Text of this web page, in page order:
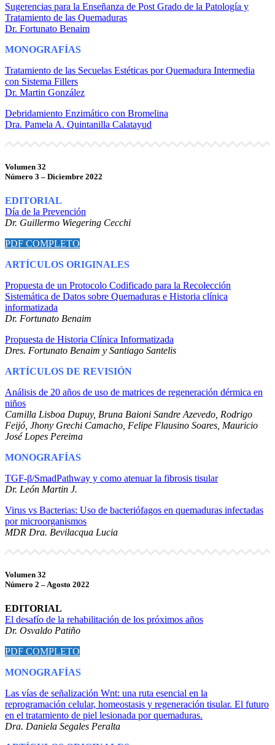
Sugerencias para la Enseñanza de Post Grado de la Patología y
Tratamiento de las Quemaduras
Dr. Fortunato Benaim
MONOGRAFÍAS
Tratamiento de las Secuelas Estéticas por Quemadura Intermedia
con Sistema Fillers
Dr. Martin González
Debridamiento Enzimático con Bromelina
Dra. Pamela A. Quintanilla Calatayud
Volumen 32
Número 3 – Diciembre 2022
EDITORIAL
Día de la Prevención
Dr. Guillermo Wiegering Cecchi
PDF COMPLETO
ARTÍCULOS ORIGINALES
Propuesta de un Protocolo Codificado para la Recolección
Sistemática de Datos sobre Quemaduras e Historia clínica
informatizada
Dr. Fortunato Benaim
Propuesta de Historia Clínica Informatizada
Dres. Fortunato Benaim y Santiago Santelis
ARTÍCULOS DE REVISIÓN
Análisis de 20 años de uso de matrices de regeneración dérmica en
niños
Camilla Lisboa Dupuy, Bruna Baioni Sandre Azevedo, Rodrigo
Feijó, Jhony Grechi Camacho, Felipe Flausino Soares, Mauricio
José Lopes Pereima
MONOGRAFÍAS
TGF-β/SmadPathway y como atenuar la fibrosis tisular
Dr. León Martin J.
Virus vs Bacterias: Uso de bacteriófagos en quemaduras infectadas
por microorganismos
MDR Dra. Bevilacqua Lucia
Volumen 32
Número 2 – Agosto 2022
EDITORIAL
El desafío de la rehabilitación de los próximos años
Dr. Osvaldo Patiño
PDF COMPLETO
MONOGRAFÍAS
Las vías de señalización Wnt: una ruta esencial en la
reprogramación celular, homeostasis y regeneración tisular. El futuro
en el tratamiento de piel lesionada por quemaduras.
Dra. Daniela Segales Peralta